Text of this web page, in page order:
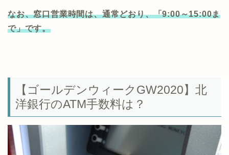
なお、窓口営業時間は、通常どおり、「9:00～15:00ま
で」です。
【ゴールデンウィークGW2020】北
洋銀行のATM手数料は？